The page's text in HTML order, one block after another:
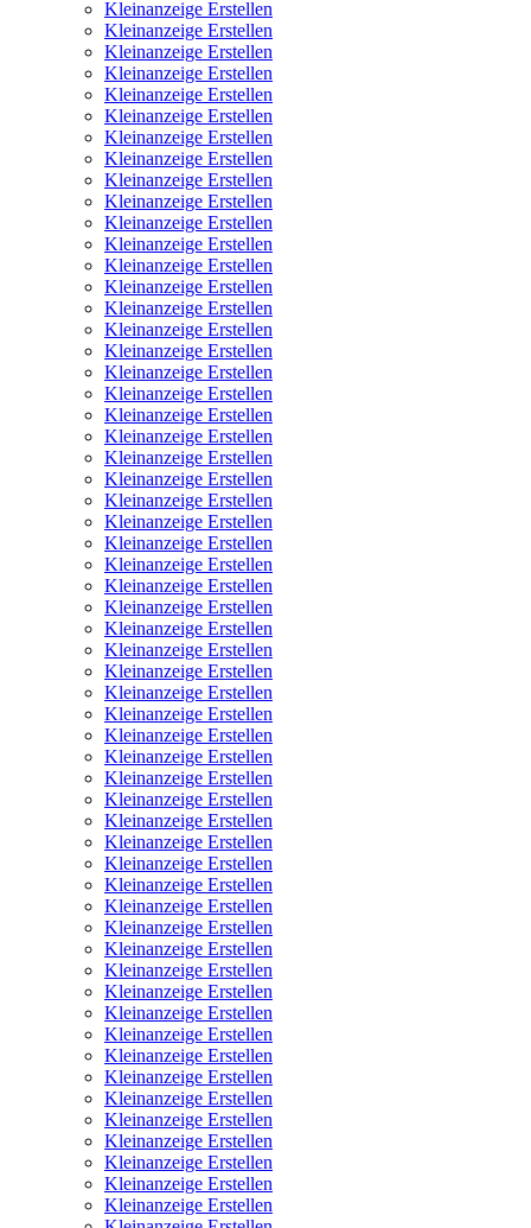
Kleinanzeige Erstellen
Kleinanzeige Erstellen
Kleinanzeige Erstellen
Kleinanzeige Erstellen
Kleinanzeige Erstellen
Kleinanzeige Erstellen
Kleinanzeige Erstellen
Kleinanzeige Erstellen
Kleinanzeige Erstellen
Kleinanzeige Erstellen
Kleinanzeige Erstellen
Kleinanzeige Erstellen
Kleinanzeige Erstellen
Kleinanzeige Erstellen
Kleinanzeige Erstellen
Kleinanzeige Erstellen
Kleinanzeige Erstellen
Kleinanzeige Erstellen
Kleinanzeige Erstellen
Kleinanzeige Erstellen
Kleinanzeige Erstellen
Kleinanzeige Erstellen
Kleinanzeige Erstellen
Kleinanzeige Erstellen
Kleinanzeige Erstellen
Kleinanzeige Erstellen
Kleinanzeige Erstellen
Kleinanzeige Erstellen
Kleinanzeige Erstellen
Kleinanzeige Erstellen
Kleinanzeige Erstellen
Kleinanzeige Erstellen
Kleinanzeige Erstellen
Kleinanzeige Erstellen
Kleinanzeige Erstellen
Kleinanzeige Erstellen
Kleinanzeige Erstellen
Kleinanzeige Erstellen
Kleinanzeige Erstellen
Kleinanzeige Erstellen
Kleinanzeige Erstellen
Kleinanzeige Erstellen
Kleinanzeige Erstellen
Kleinanzeige Erstellen
Kleinanzeige Erstellen
Kleinanzeige Erstellen
Kleinanzeige Erstellen
Kleinanzeige Erstellen
Kleinanzeige Erstellen
Kleinanzeige Erstellen
Kleinanzeige Erstellen
Kleinanzeige Erstellen
Kleinanzeige Erstellen
Kleinanzeige Erstellen
Kleinanzeige Erstellen
Kleinanzeige Erstellen
Kleinanzeige Erstellen